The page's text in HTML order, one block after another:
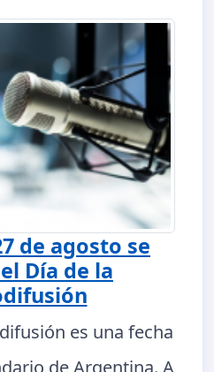
de agosto se
Día de la
es una fecha
de Argentina. A